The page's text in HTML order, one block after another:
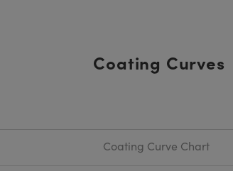
Coating Curves
Coating Curve Chart